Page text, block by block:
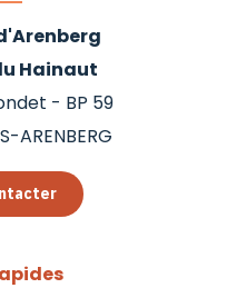
Hainaut
- BP 59
ARENBERG